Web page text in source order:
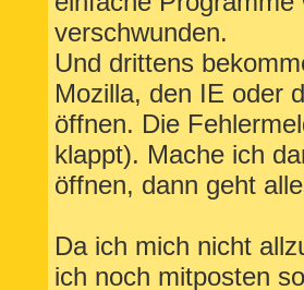
verschwunden.
Und drittens
Mozilla, den IE oder
öffnen. Die
klappt). Mache ich
öffnen, dann geht
Da ich mich nicht
ich noch mitposten